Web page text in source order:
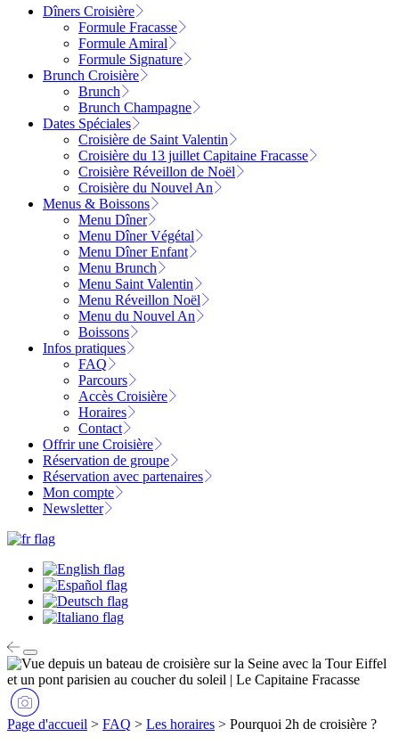
Dîners Croisière
Formule Fracasse
Formule Amiral
Formule Signature
Brunch Croisière
Brunch
Brunch Champagne
Dates Spéciales
Croisière de Saint Valentin
Croisière du 13 juillet Capitaine Fracasse
Croisière Réveillon de Noël
Croisière du Nouvel An
Menus & Boissons
Menu Dîner
Menu Dîner Végétal
Menu Dîner Enfant
Menu Brunch
Menu Saint Valentin
Menu Réveillon Noël
Menu du Nouvel An
Boissons
Infos pratiques
FAQ
Parcours
Accès Croisière
Horaires
Contact
Offrir une Croisière
Réservation de groupe
Réservation avec partenaires
Mon compte
Newsletter
Page d'accueil > FAQ > Les horaires > Pourquoi 2h de croisière ?